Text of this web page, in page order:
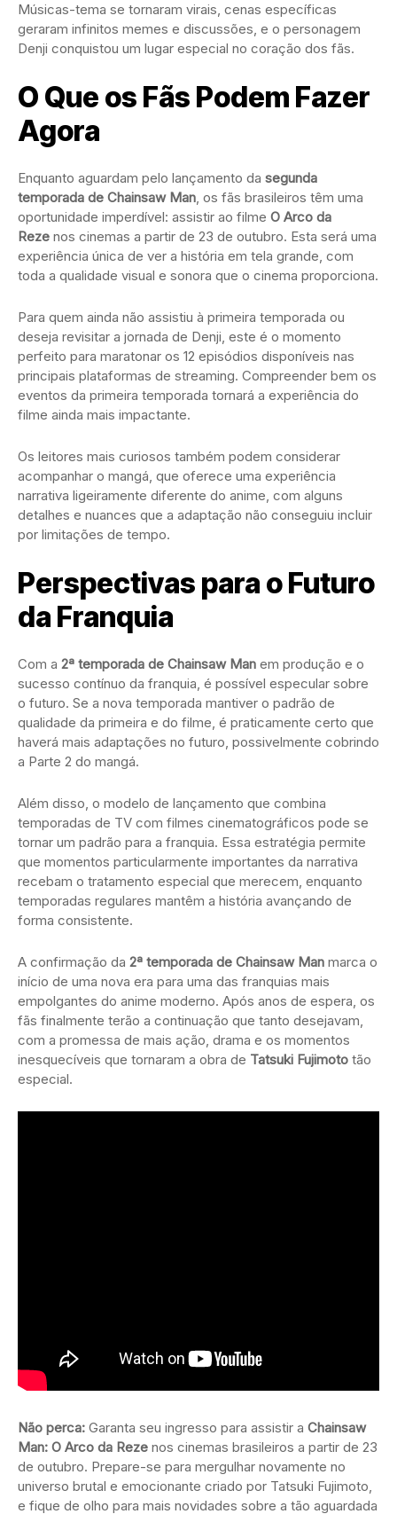
Músicas-tema se tornaram virais, cenas específicas
geraram infinitos memes e discussões, e o personagem
Denji conquistou um lugar especial no coração dos fãs.
O Que os Fãs Podem Fazer
Agora
Enquanto aguardam pelo lançamento da segunda
temporada de Chainsaw Man, os fãs brasileiros têm uma
oportunidade imperdível: assistir ao filme O Arco da
Reze nos cinemas a partir de 23 de outubro. Esta será uma
experiência única de ver a história em tela grande, com
toda a qualidade visual e sonora que o cinema proporciona.
Para quem ainda não assistiu à primeira temporada ou
deseja revisitar a jornada de Denji, este é o momento
perfeito para maratonar os 12 episódios disponíveis nas
principais plataformas de streaming. Compreender bem os
eventos da primeira temporada tornará a experiência do
filme ainda mais impactante.
Os leitores mais curiosos também podem considerar
acompanhar o mangá, que oferece uma experiência
narrativa ligeiramente diferente do anime, com alguns
detalhes e nuances que a adaptação não conseguiu incluir
por limitações de tempo.
Perspectivas para o Futuro
da Franquia
Com a 2ª temporada de Chainsaw Man em produção e o
sucesso contínuo da franquia, é possível especular sobre
o futuro. Se a nova temporada mantiver o padrão de
qualidade da primeira e do filme, é praticamente certo que
haverá mais adaptações no futuro, possivelmente cobrindo
a Parte 2 do mangá.
Além disso, o modelo de lançamento que combina
temporadas de TV com filmes cinematográficos pode se
tornar um padrão para a franquia. Essa estratégia permite
que momentos particularmente importantes da narrativa
recebam o tratamento especial que merecem, enquanto
temporadas regulares mantêm a história avançando de
forma consistente.
A confirmação da 2ª temporada de Chainsaw Man marca o
início de uma nova era para uma das franquias mais
empolgantes do anime moderno. Após anos de espera, os
fãs finalmente terão a continuação que tanto desejavam,
com a promessa de mais ação, drama e os momentos
inesquecíveis que tornaram a obra de Tatsuki Fujimoto tão
especial.
Não perca: Garanta seu ingresso para assistir a Chainsaw
Man: O Arco da Reze nos cinemas brasileiros a partir de 23
de outubro. Prepare-se para mergulhar novamente no
universo brutal e emocionante criado por Tatsuki Fujimoto,
e fique de olho para mais novidades sobre a tão aguardada